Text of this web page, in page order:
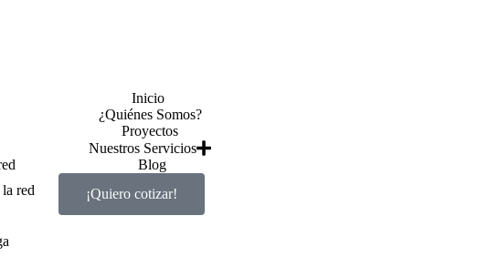
Inicio
¿Quiénes Somos?
Proyectos
Nuestros Servicios
red
Blog
¡Quiero cotizar!